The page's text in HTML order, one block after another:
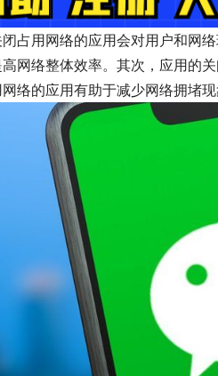
占用网络的应用会对用户和网
网络整体效率。其次，应用的
络的应用有助于减少网络拥堵